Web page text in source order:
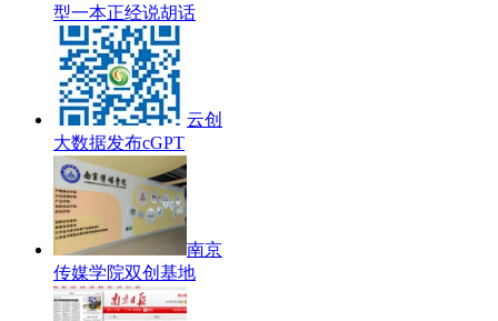
型一本正经说胡话
云创
大数据发布cGPT
南京
传媒学院双创基地